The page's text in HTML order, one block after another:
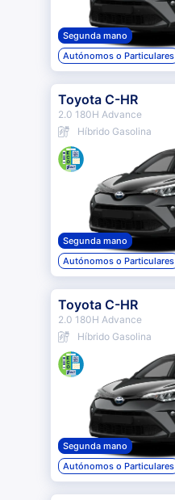
Segunda mano
Autónomos o Particulares
Toyota C-HR
2.0 180H Advance
Híbrido Gasolina
Segunda mano
Autónomos o Particulares
Toyota C-HR
2.0 180H Advance
Híbrido Gasolina
Segunda mano
Autónomos o Particulares